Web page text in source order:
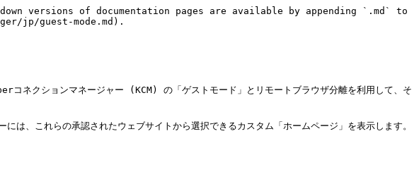
versions of documentation pages are available by appending `.md` to
jp/guest-mode.md).
コネクションマネージャー (KCM) の「ゲストモード」とリモートブラウザ分離を利用して、そ
は、これらの承認されたウェブサイトから選択できるカスタム「ホームページ」を表示します。